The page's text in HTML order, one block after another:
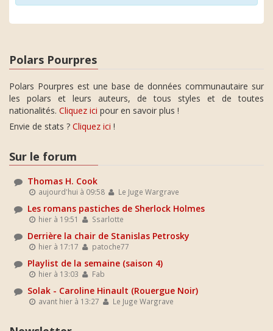
Polars Pourpres
Polars Pourpres est une base de données communautaire sur
les polars et leurs auteurs, de tous styles et de toutes
nationalités. Cliquez ici pour en savoir plus !
Envie de stats ? Cliquez ici !
Sur le forum
Thomas H. Cook
aujourd'hui à 09:58 Le Juge Wargrave
Les romans pastiches de Sherlock Holmes
hier à 19:51 Ssarlotte
Derrière la chair de Stanislas Petrosky
hier à 17:17 patoche77
Playlist de la semaine (saison 4)
hier à 13:03 Fab
Solak - Caroline Hinault (Rouergue Noir)
avant hier à 13:27 Le Juge Wargrave